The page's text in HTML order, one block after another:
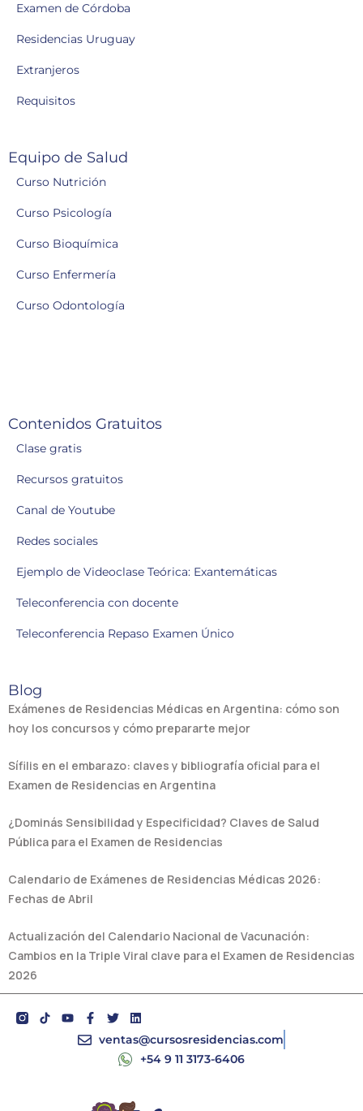
Examen de Córdoba
Residencias Uruguay
Extranjeros
Requisitos
Equipo de Salud
Curso Nutrición
Curso Psicología
Curso Bioquímica
Curso Enfermería
Curso Odontología
Contenidos Gratuitos
Clase gratis
Recursos gratuitos
Canal de Youtube
Redes sociales
Ejemplo de Videoclase Teórica: Exantemáticas
Teleconferencia con docente
Teleconferencia Repaso Examen Único
Blog
Exámenes de Residencias Médicas en Argentina: cómo son
hoy los concursos y cómo prepararte mejor
Sífilis en el embarazo: claves y bibliografía oficial para el
Examen de Residencias en Argentina
¿Dominás Sensibilidad y Especificidad? Claves de Salud
Pública para el Examen de Residencias
Calendario de Exámenes de Residencias Médicas 2026:
Fechas de Abril
Actualización del Calendario Nacional de Vacunación:
Cambios en la Triple Viral clave para el Examen de Residencias
2026
Y
o
F
a
c
k
T
w
i
L
i
n
e
n
ventas@cursosresidencias.com
+54 9 11 3173-6406